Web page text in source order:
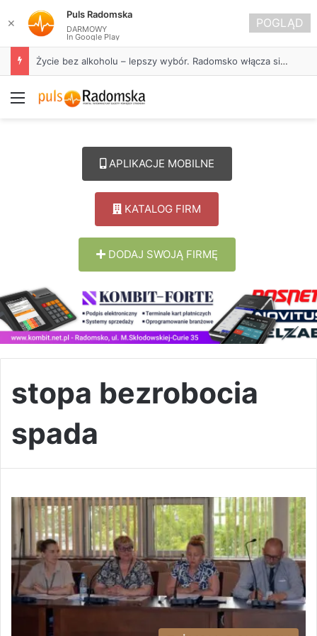
Życie bez alkoholu – lepszy wybór. Radomsko włącza się w Miesiąc Trzeźwości
Menu
APLIKACJE MOBILNE
KATALOG FIRM
DODAJ SWOJĄ FIRMĘ
stopa bezrobocia
spada
✕
Puls Radomska
DARMOWY
In Google Play
POGLĄD